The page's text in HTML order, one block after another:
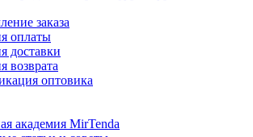
заказа
оплаты
доставки
возврата
оптовика
академия MirTenda